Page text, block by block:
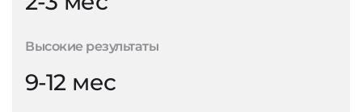
Высокие результаты
9-12 мес